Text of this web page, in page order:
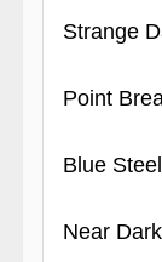
Strange
Point
Blue
Near